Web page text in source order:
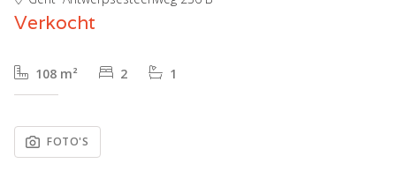
Verkocht
108 m² 2 1
FOTO'S